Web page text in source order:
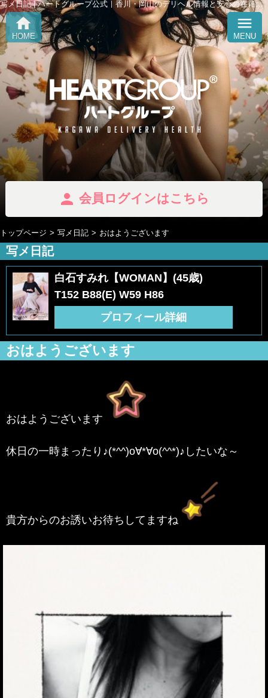
写メ日記 | ハートグループ公式｜香川・岡山のデリヘル情報と安心の在籍紹介 「Heart Group」
home
HOME
menu
MENU
person 会員ログインはこちら
トップページ 写メ日記 おはようございます
写メ日記
白石すみれ【WOMAN】(45歳)
T152 B88(E) W59 H86
プロフィール詳細
おはようございます
おはようございます
休日の一時まったり♪(*^^)o∀*∀o(^^*)♪したいな～
貴方からのお誘いお待ちしてますね